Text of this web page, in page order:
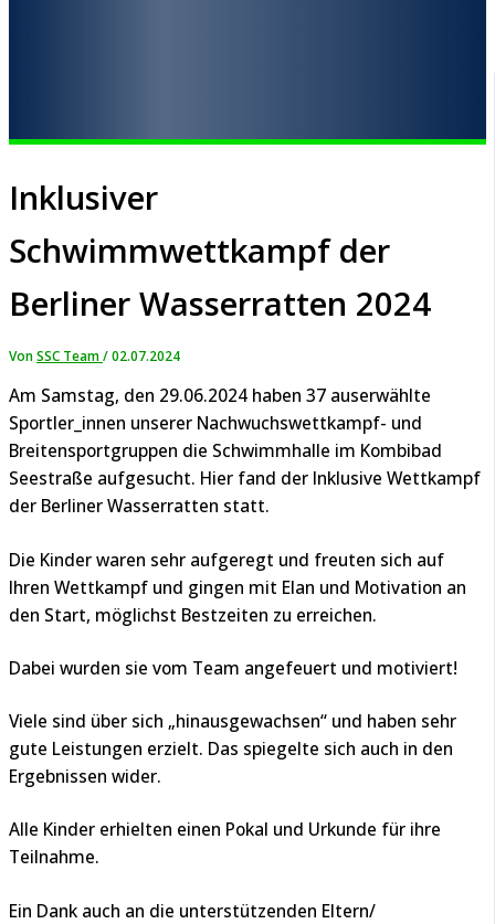
Inklusiver
Schwimmwettkampf der
Berliner Wasserratten 2024
VonSSC Team/02.07.2024
Am Samstag, den 29.06.2024 haben 37 auserwählte
Sportler_innen unserer Nachwuchswettkampf- und
Breitensportgruppen die Schwimmhalle im Kombibad
Seestraße aufgesucht. Hier fand der Inklusive Wettkampf
der Berliner Wasserratten statt.
Die Kinder waren sehr aufgeregt und freuten sich auf
Ihren Wettkampf und gingen mit Elan und Motivation an
den Start, möglichst Bestzeiten zu erreichen.
Dabei wurden sie vom Team angefeuert und motiviert!
Viele sind über sich „hinausgewachsen“ und haben sehr
gute Leistungen erzielt. Das spiegelte sich auch in den
Ergebnissen wider.
Alle Kinder erhielten einen Pokal und Urkunde für ihre
Teilnahme.
Ein Dank auch an die unterstützenden Eltern/